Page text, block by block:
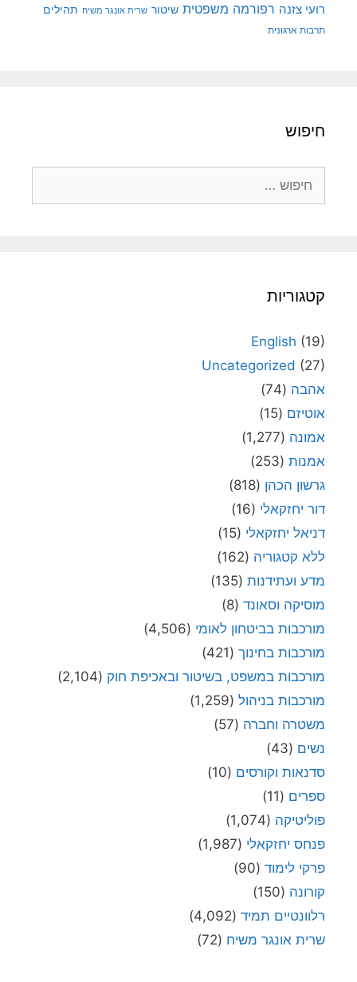
רועי צזנה רפורמה משפטית שיטור שרית אונגר משיח תהילים
תרבות ארגונית
חיפוש
קטגוריות
English (19)
Uncategorized (27)
אהבה (74)
אוטיזם (15)
אמונה (1,277)
אמנות (253)
גרשון הכהן (818)
דור יחזקאלי (16)
דניאל יחזקאלי (15)
ללא קטגוריה (162)
מדע ועתידנות (135)
מוסיקה וסאונד (8)
מורכבות בביטחון לאומי (4,506)
מורכבות בחינוך (421)
מורכבות במשפט, בשיטור ובאכיפת חוק (2,104)
מורכבות בניהול (1,259)
משטרה וחברה (57)
נשים (43)
סדנאות וקורסים (10)
ספרים (11)
פוליטיקה (1,074)
פנחס יחזקאלי (1,987)
פרקי לימוד (90)
קורונה (150)
רלוונטיים תמיד (4,092)
שרית אונגר משיח (72)